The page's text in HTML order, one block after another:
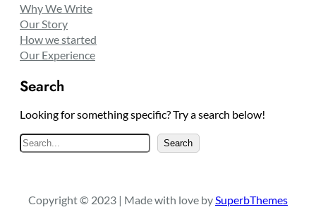
Why We Write
Our Story
How we started
Our Experience
Search
Looking for something specific? Try a search below!
S
e
c
Search
Copyright © 2023 | Made with love by SuperbThemes